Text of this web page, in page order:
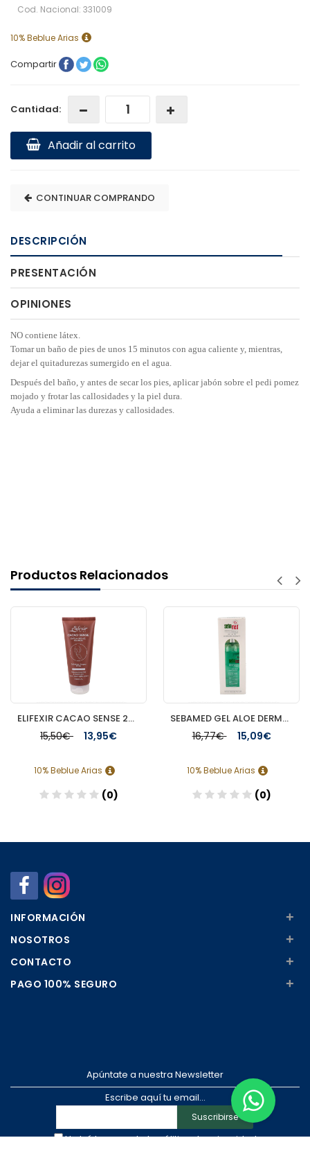
Cod. Nacional: 331009
10% Beblue Arias
Compartir
Cantidad:
Añadir al carrito
CONTINUAR COMPRANDO
DESCRIPCIÓN
PRESENTACIÓN
OPINIONES
NO contiene látex.
Tomar un baño de pies de unos 15 minutos con agua caliente y, mientras,
dejar el quitadurezas sumergido en el agua.
Después del baño, y antes de secar los pies, aplicar jabón sobre el pedi pomez
mojado y frotar las callosidades y la piel dura.
Ayuda a eliminar las durezas y callosidades.
Productos Relacionados
ELIFEXIR CACAO SENSE 200 ML EXFOLIANTE
15,50€ 13,95€
10% Beblue Arias
(0)
SEBAMED GEL ALOE DERMOHIDRATANTE 200 ML
16,77€ 15,09€
10% Beblue Arias
(0)
INFORMACIÓN +
NOSOTROS +
CONTACTO +
PAGO 100% SEGURO +
Apúntate a nuestra Newsletter
Escribe aquí tu email...
Suscribirse
He leído y acepto lapólitica de privacidad